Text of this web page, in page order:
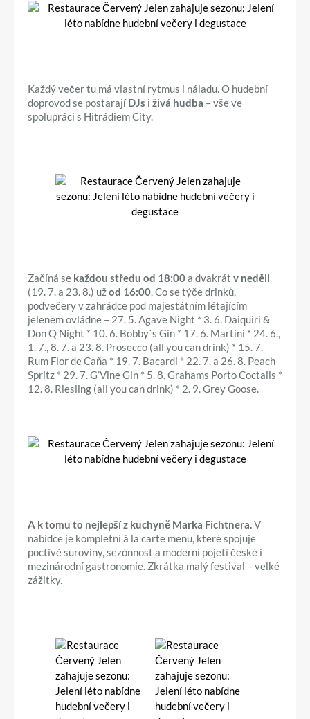
Každý večer tu má vlastní rytmus i náladu. O hudební
doprovod se postarají DJs i živá hudba – vše ve
spolupráci s Hitrádiem City.
Začíná se každou středu od 18:00a dvakrát v neděli
(19. 7. a 23. 8.) užod 16:00. Co se týče drinků,
podvečery v zahrádce pod majestátním létajícím
jelenem ovládne – 27. 5. Agave Night * 3. 6. Daiquiri &
Don Q Night * 10. 6. Bobby´s Gin * 17. 6. Martini * 24. 6.,
1. 7., 8. 7. a 23. 8. Prosecco (all you can drink) * 15. 7.
Rum Flor de Caña * 19. 7. Bacardi * 22. 7. a 26. 8. Peach
Spritz * 29. 7. G’Vine Gin * 5. 8. Grahams Porto Coctails *
12. 8. Riesling (all you can drink) * 2. 9. Grey Goose.
A k tomu to nejlepší z kuchyně Marka Fichtnera.V
nabídce je kompletní à la carte menu, které spojuje
poctivé suroviny, sezónnost a moderní pojetí české i
mezinárodní gastronomie. Zkrátka malý festival – velké
zážitky.